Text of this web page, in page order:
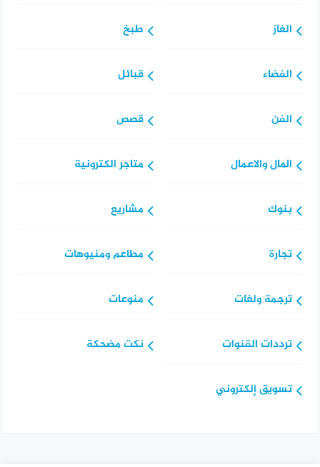
الغاز
الفضاء
الفن
المال والاعمال
بنوك
تجارة
ترجمة ولغات
ترددات القنوات
تسويق إلكتروني
طبخ
قبائل
قصص
متاجر الكترونية
مشاريع
مطاعم ومنيوهات
منوعات
نكت مضحكة